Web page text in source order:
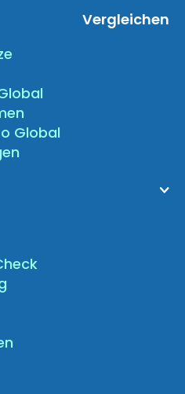
Vergleichen
Global